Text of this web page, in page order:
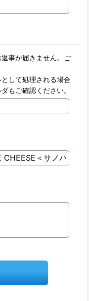
事が届きません。ご
して処理される場合
もご確認ください。